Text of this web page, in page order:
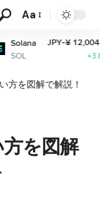
Aa
JPY-¥ 12,004.99
方を図解で解説！
を図解